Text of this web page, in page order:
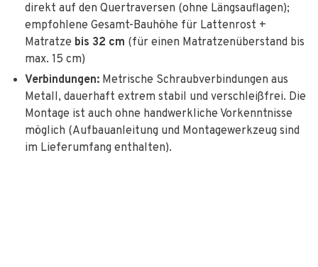
direkt auf den Quertraversen (ohne Längsauflagen);
empfohlene Gesamt-Bauhöhe für Lattenrost +
Matratze bis 32 cm (für einen Matratzenüberstand bis
max. 15 cm)
Verbindungen: Metrische Schraubverbindungen aus
Metall, dauerhaft extrem stabil und verschleißfrei. Die
Montage ist auch ohne handwerkliche Vorkenntnisse
möglich (Aufbauanleitung und Montagewerkzeug sind
im Lieferumfang enthalten).